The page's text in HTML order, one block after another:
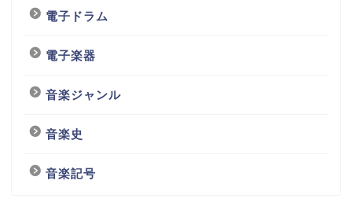
電子ドラム
電子楽器
音楽ジャンル
音楽史
音楽記号